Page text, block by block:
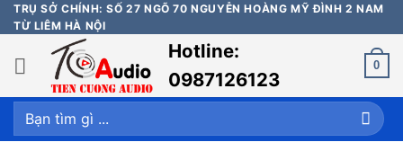
Bỏ
qua
nội
dung
TRỤ SỞ CHÍNH: SỐ 27 NGÕ 70 NGUYỄN HOÀNG MỸ ĐÌNH 2 NAM
TỪ LIÊM HÀ NỘI
Hotline:
0987126123
0
Tìm
kiếm: